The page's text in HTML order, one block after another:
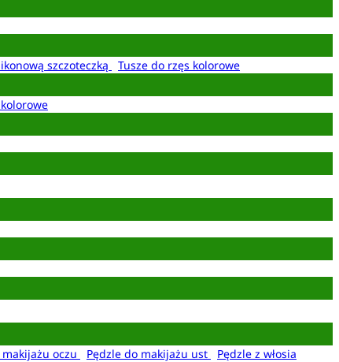
szczoteczką
Tusze do rzęs kolorowe
oczu Pędzle do makijażu ust
Pędzle z włosia